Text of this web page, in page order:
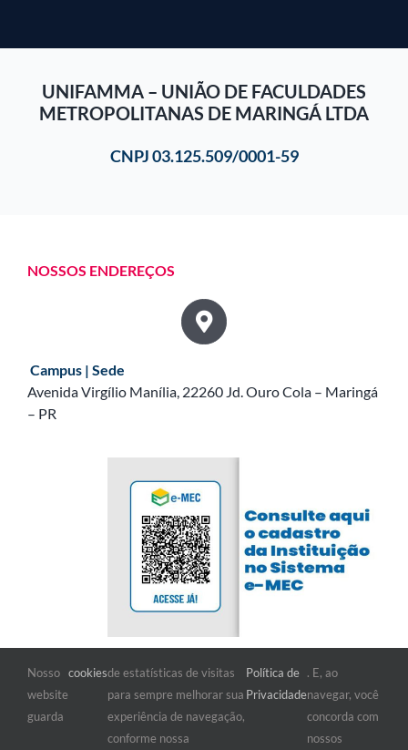
UNIFAMMA – UNIÃO DE FACULDADES
METROPOLITANAS DE MARINGÁ LTDA
CNPJ 03.125.509/0001-59
NOSSOS ENDEREÇOS
Campus | Sede
Avenida Virgílio Manília, 22260 Jd. Ouro Cola – Maringá
– PR
FIQUE POR DENTRO
Nosso
website
guarda
cookiesde estatísticas de visitas
para sempre melhorar sua
experiência de navegação,
conforme nossa
Política de
Privacidade
. E, ao
navegar, você
concorda com
nossos